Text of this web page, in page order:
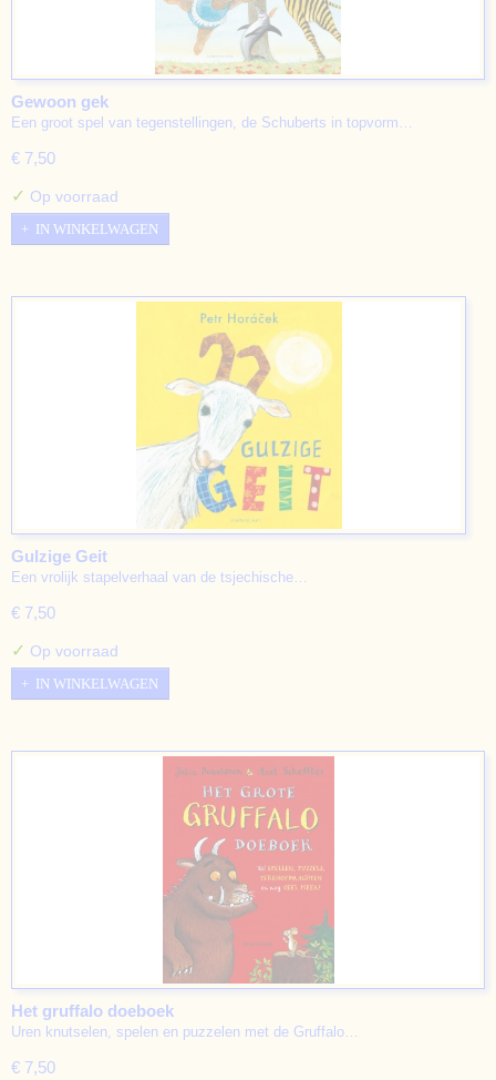
Gewoon gek
Een groot spel van tegenstellingen, de Schuberts in topvorm…
€ 7,50
✓ Op voorraad
IN WINKELWAGEN
Gulzige Geit
Een vrolijk stapelverhaal van de tsjechische…
€ 7,50
✓ Op voorraad
IN WINKELWAGEN
Het gruffalo doeboek
Uren knutselen, spelen en puzzelen met de Gruffalo…
€ 7,50